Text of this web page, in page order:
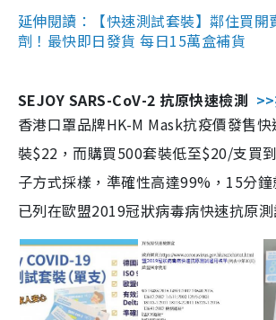
延伸閱讀：【快速測試套裝】鄰住買開
劑！最快即日發貨 每日15萬盒補貨
SEJOY SARS-CoV-2 抗原快速檢測
香港口罩品牌HK-M Mask抗疫價發售
裝$22，而購買500套裝低至$20/支買
子方式採樣，準確性高達99%，15分
已列在歐盟2019冠狀病毒病快速抗原測